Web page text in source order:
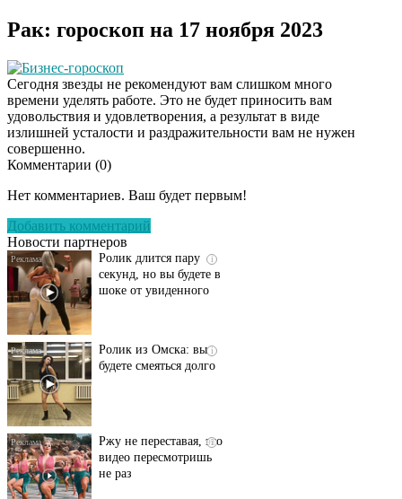
Рак: гороскоп на 17 ноября 2023
Бизнес-гороскоп
Сегодня звезды не рекомендуют вам слишком много
времени уделять работе. Это не будет приносить вам
удовольствия и удовлетворения, а результат в виде
излишней усталости и раздражительности вам не нужен
совершенно.
Комментарии (0)
Нет комментариев. Ваш будет первым!
Добавить комментарий
Новости партнеров
Этот танец невесты
Пересмотрела 10 раз
i
Ролик длится пару
секунд, но вы будете в
шоке от увиденного
i
Ролик из Омска: вы
будете смеяться долго
i
Ржу не переставая, это
видео пересмотришь
не раз